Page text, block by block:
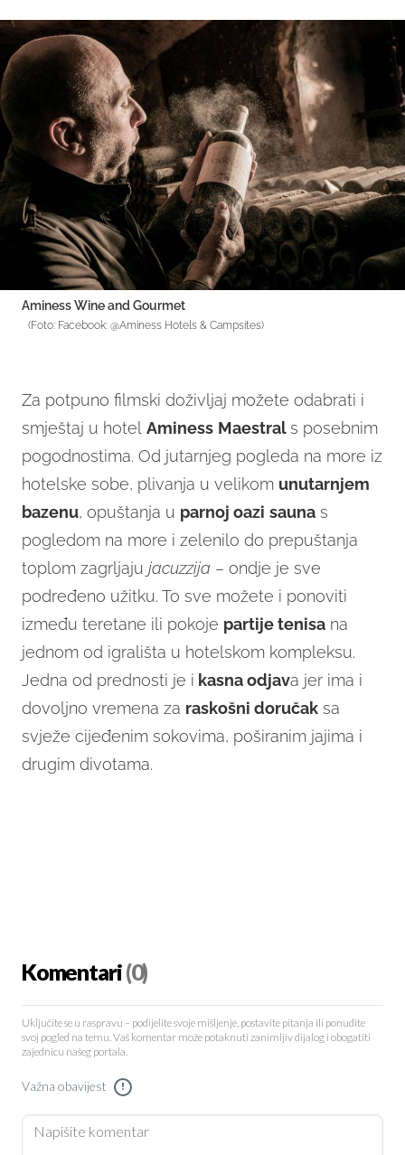
Aminess Wine and Gourmet
(Foto: Facebook: @Aminess Hotels & Campsites)
Za potpuno filmski doživljaj možete odabrati i
smještaj u hotel Aminess Maestrals posebnim
pogodnostima. Od jutarnjeg pogleda na more iz
hotelske sobe, plivanja u velikom unutarnjem
bazenu, opuštanja u parnoj oazi sauna s
pogledom na more i zelenilo do prepuštanja
toplom zagrljaju jacuzzija – ondje je sve
podređeno užitku. To sve možete i ponoviti
između teretane ili pokoje partije tenisa na
jednom od igrališta u hotelskom kompleksu.
Jedna od prednosti je i kasna odjava jer ima i
dovoljno vremena za raskošni doručak sa
svježe cijeđenim sokovima, poširanim jajima i
drugim divotama.
Komentari(0)
Uključite se u raspravu – podijelite svoje mišljenje, postavite pitanja ili ponudite
svoj pogled na temu. Vaš komentar može potaknuti zanimljiv dijalog i obogatiti
zajednicu našeg portala.
Važna obavijest !